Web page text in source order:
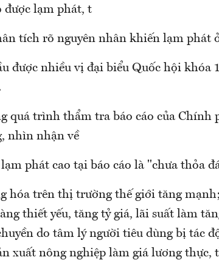
được lạm phát, t
tích rõ nguyên nhân khiến lạm phát
được nhiều vị đại biểu Quốc hội khóa
quá trình thẩm tra báo cáo của Chính
nhìn nhận về
phát cao tại báo cáo là "chưa thỏa
hóa trên thị trường thế giới tăng
thiết yếu, tăng tỷ giá, lãi suất làm
do tâm lý người tiêu dùng bị tác
xuất nông nghiệp làm giá lương thực,